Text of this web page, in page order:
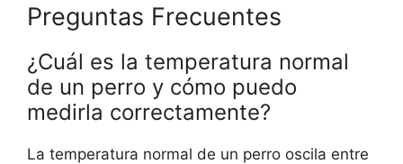
Preguntas Frecuentes
¿Cuál es la temperatura normal
de un perro y cómo puedo
medirla correctamente?
La temperatura normal de un perro oscila entre